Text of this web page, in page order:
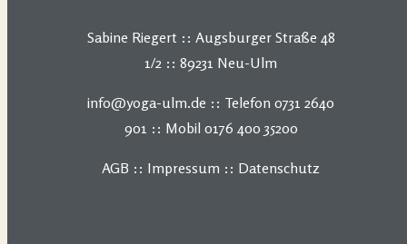
Sabine Riegert :: Augsburger Straße 48
1/2 :: 89231 Neu-Ulm
info@yoga-ulm.de :: Telefon 0731 2640
901 :: Mobil 0176 400 35200
AGB :: Impressum :: Datenschutz